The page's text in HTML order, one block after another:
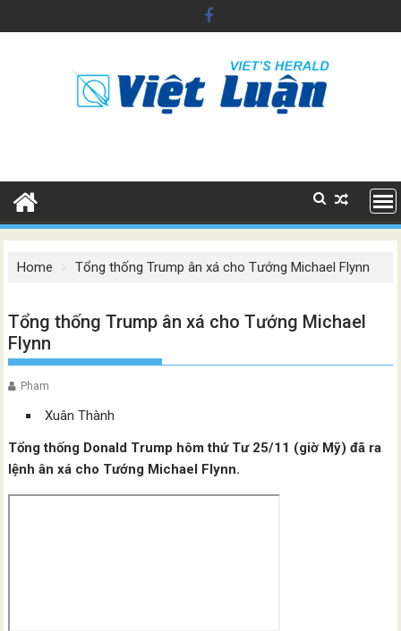
to
Home Tổng thống Trump ân xá cho Tướng Michael Flynn
Tổng thống Trump ân xá cho Tướng Michael
Flynn
Pham
Xuân Thành
Tổng thống Donald Trump hôm thứ Tư 25/11 (giờ Mỹ) đã ra
lệnh ân xá cho Tướng Michael Flynn.